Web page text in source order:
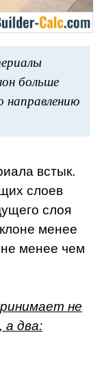
больше
встык.
слоев
слоя
менее
менее чем
не
а два: